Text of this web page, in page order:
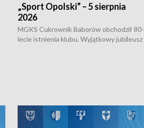
„Sport Opolski” – 5 sierpnia
2026
MGKS Cukrownik Baborów obchodził 80-
lecie istnienia klubu. Wyjątkowy jubileusz